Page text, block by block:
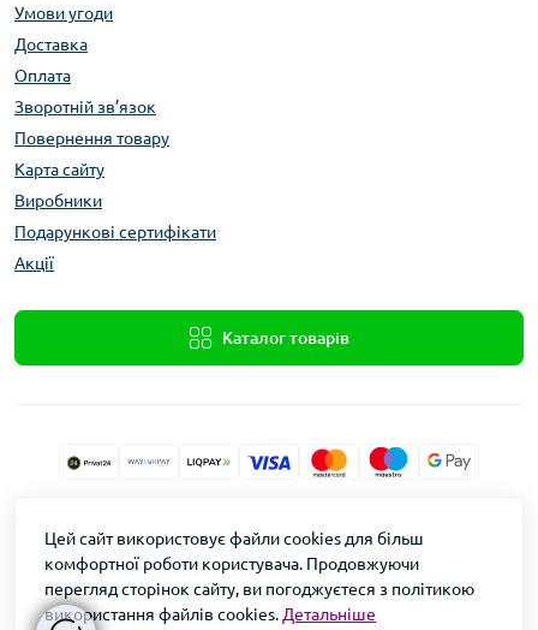
Умови угоди
Доставка
Оплата
Зворотній зв’язок
Повернення товару
Карта сайту
Виробники
Подарункові сертифікати
Акції
Каталог товарів
Формула Врожаю © 2026
Цей сайт використовує файли cookies для більш
комфортної роботи користувача. Продовжуючи
перегляд сторінок сайту, ви погоджуєтеся з політикою
використання файлів cookies. Детальніше